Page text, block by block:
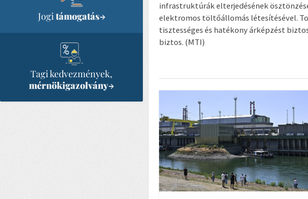
Jogitámogatás→
Tagi kedvezmények,
mérnökigazolvány→
infrastruktúrák elterjedésének
elektromos töltőállomás létesítésével.
tisztességes és hatékony árképzést
biztos. (MTI)